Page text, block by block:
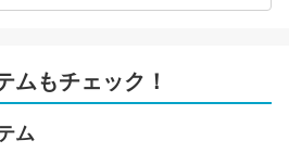
ムもチェック！
ム